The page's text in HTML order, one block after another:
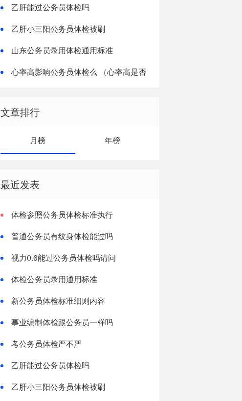
乙肝能过公务员体检吗
乙肝小三阳公务员体检被刷
山东公务员录用体检通用标准
心率高影响公务员体检么 （心率高是否
文章排行
月榜 年榜
最近发表
体检参照公务员体检标准执行
普通公务员有纹身体检能过吗
视力0.6能过公务员体检吗请问
体检公务员录用通用标准
新公务员体检标准细则内容
事业编制体检跟公务员一样吗
考公务员体检严不严
乙肝能过公务员体检吗
乙肝小三阳公务员体检被刷